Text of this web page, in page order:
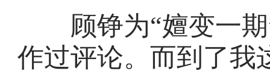
顾铮为“嬗变一期
作过评论。而到了我